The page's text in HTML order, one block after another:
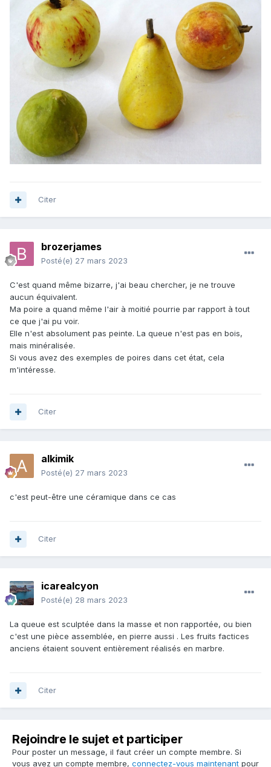
Citer
brozerjames
Posté(e) 27 mars 2023
C'est quand même bizarre, j'ai beau chercher, je ne trouve
aucun équivalent.
Ma poire a quand même l'air à moitié pourrie par rapport à tout
ce que j'ai pu voir.
Elle n'est absolument pas peinte. La queue n'est pas en bois,
mais minéralisée.
Si vous avez des exemples de poires dans cet état, cela
m'intéresse.
Citer
alkimik
Posté(e) 27 mars 2023
c'est peut-être une céramique dans ce cas
Citer
icarealcyon
Posté(e) 28 mars 2023
La queue est sculptée dans la masse et non rapportée, ou bien
c'est une pièce assemblée, en pierre aussi . Les fruits factices
anciens étaient souvent entièrement réalisés en marbre.
Citer
Rejoindre le sujet et participer
Pour poster un message, il faut créer un compte membre. Si
vous avez un compte membre, connectez-vous maintenant pour